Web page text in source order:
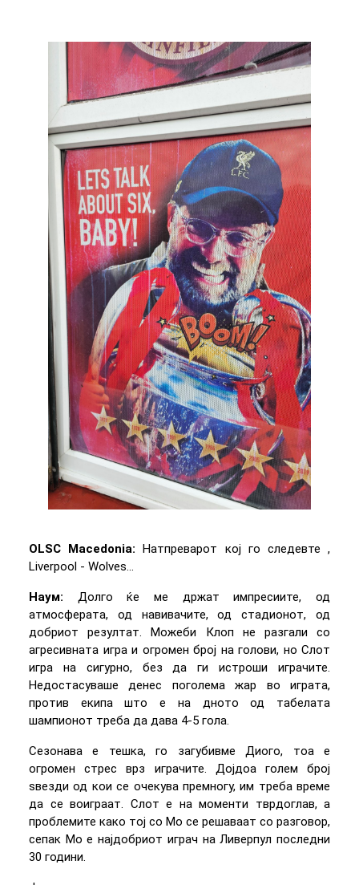
OLSC Macedonia:Натпреварот кој го следевте ,
Liverpool - Wolves...
Наум: Долго ќе ме држат импресиите, од
атмосферата, од навивачите, од стадионот, од
добриот резултат. Можеби Клоп не разгали со
агресивната игра и огромен број на голови, но Слот
игра на сигурно, без да ги истроши играчите.
Недостасуваше денес поголема жар во играта,
против екипа што е на дното од табелата
шампионот треба да дава 4-5 гола.
Сезонава е тешка, го загубивме Диого, тоа е
огромен стрес врз играчите. Дојдоа голем број
ѕвезди од кои се очекува премногу, им треба време
да се воиграат. Слот е на моменти тврдоглав, а
проблемите како тој со Мо се решаваат со разговор,
сепак Мо е најдобриот играч на Ливерпул последни
30 години.